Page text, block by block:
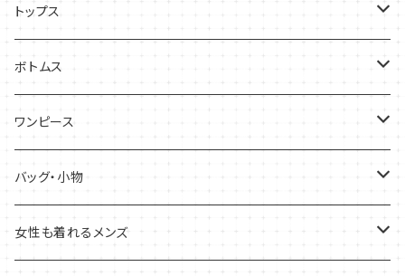
トップス
半袖・ノースリーブ
五分袖・七分袖
長袖
カーディガン
ボトムス
スカート
ひざ丈
ロング丈
パンツ
ワンピース
半袖・ノースリーブ
五分袖・七分袖
バッグ・小物
バッグ
女性も着れるメンズ